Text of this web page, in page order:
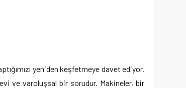
yeniden keşfetmeye davet ediyor.
ve varoluşsal bir sorudur. Makineler, bir